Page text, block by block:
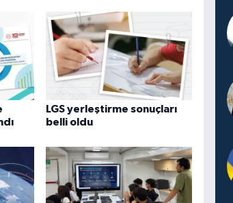
LGS yerleştirme sonuçları
belli oldu